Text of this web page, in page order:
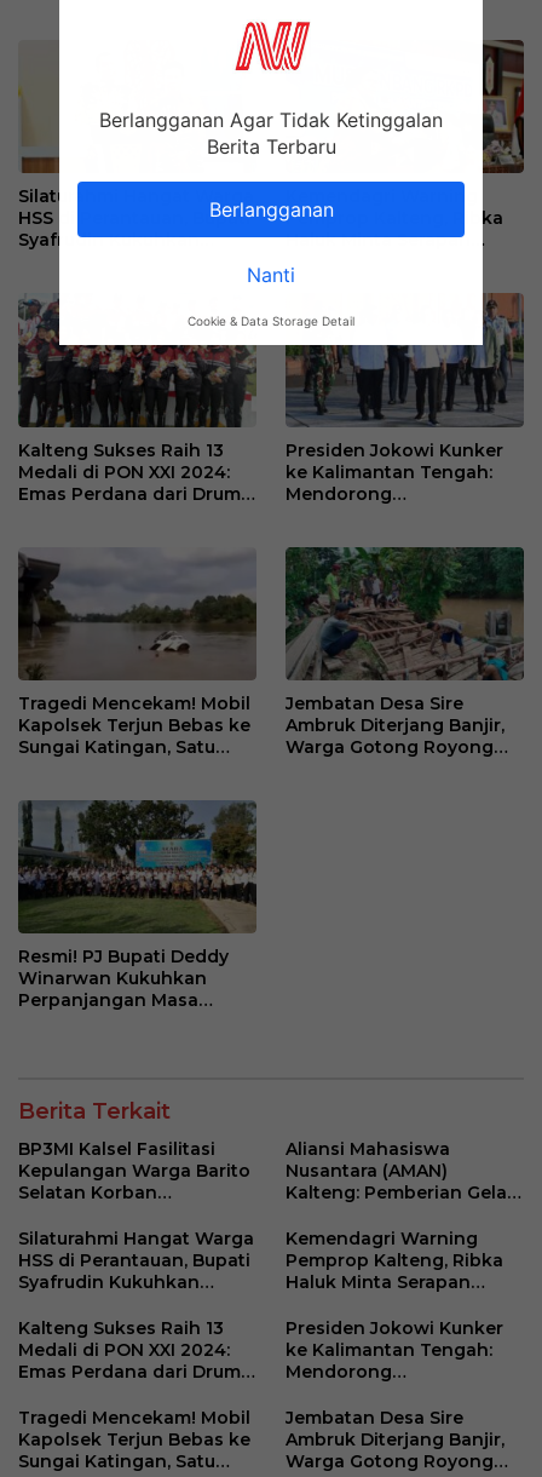
adalah Pengakuan atas
Fondasi Pembangunan
Bangsa
Silaturahmi Hangat Warga
HSS di Perantauan, Bupati
Syafrudin Kukuhkan
Pemprop Kalteng, Ribka
Haluk Minta Serapan
BUMD Dievaluasi
Kalteng Sukses Raih 13
Medali di PON XXI 2024:
Emas Perdana dari Drum
Presiden Jokowi Kunker
ke Kalimantan Tengah:
Mendorong
Tragedi Mencekam! Mobil
Kapolsek Terjun Bebas ke
Sungai Katingan, Satu
Jembatan Desa Sire
Ambruk Diterjang Banjir,
Warga Gotong Royong
Resmi! PJ Bupati Deddy
Winarwan Kukuhkan
Perpanjangan Masa
Berita Terkait
BP3MI Kalsel Fasilitasi
Kepulangan Warga Barito
Selatan Korban
Ilegal di Kamboja
Aliansi Mahasiswa
Nusantara (AMAN)
Kalteng: Pemberian Gelar
adalah Pengakuan atas
Fondasi Pembangunan
Bangsa
Silaturahmi Hangat Warga
HSS di Perantauan, Bupati
Syafrudin Kukuhkan
Palangkaraya
Kemendagri Warning
Pemprop Kalteng, Ribka
Haluk Minta Serapan
BUMD Dievaluasi
Kalteng Sukses Raih 13
Medali di PON XXI 2024:
Emas Perdana dari Drum
Catur hingga Esport
Presiden Jokowi Kunker
ke Kalimantan Tengah:
Mendorong
Kesejahteraan
Tragedi Mencekam! Mobil
Kapolsek Terjun Bebas ke
Sungai Katingan, Satu
Jembatan Desa Sire
Ambruk Diterjang Banjir,
Warga Gotong Royong
Berlangganan Agar Tidak Ketinggalan
Berita Terbaru
Berlangganan
Nanti
Cookie & Data Storage Detail